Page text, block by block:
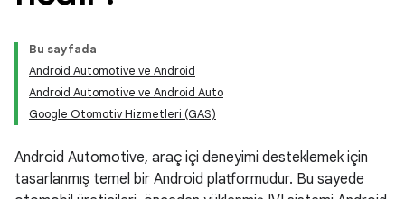
Bu sayfada
Android Automotive ve Android
Android Automotive ve Android Auto
Google Otomotiv Hizmetleri (GAS)
Android Automotive, araç içi deneyimi desteklemek için
tasarlanmış temel bir Android platformudur. Bu sayede